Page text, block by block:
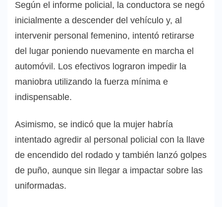
Según el informe policial, la conductora se negó
inicialmente a descender del vehículo y, al
intervenir personal femenino, intentó retirarse
del lugar poniendo nuevamente en marcha el
automóvil. Los efectivos lograron impedir la
maniobra utilizando la fuerza mínima e
indispensable.
Asimismo, se indicó que la mujer habría
intentado agredir al personal policial con la llave
de encendido del rodado y también lanzó golpes
de puño, aunque sin llegar a impactar sobre las
uniformadas.